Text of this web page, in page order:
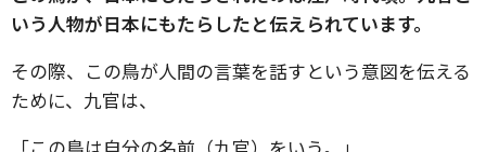
いう人物が日本にもたらしたと伝えられています。
その際、この鳥が人間の言葉を話すという意図を伝える
ために、九官は、